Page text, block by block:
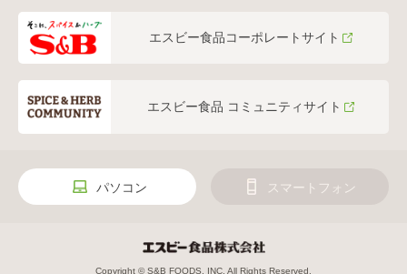
エスビー食品コーポレートサイト
エスビー食品 コミュニティサイト
パソコン スマートフォン
Copyright © S&B FOODS, INC. All Rights Reserved.